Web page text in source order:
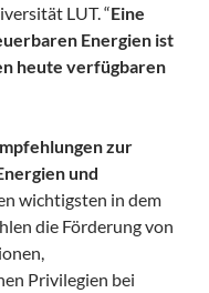
LUT. “Eine
Energien ist
heute verfügbaren
zur
und
wichtigsten in dem
die Förderung von
Privilegien bei